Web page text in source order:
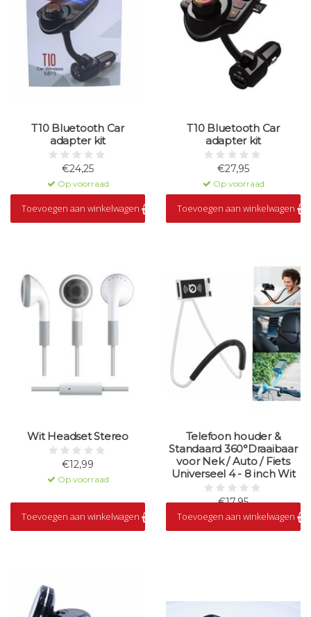
T10 Bluetooth Car
adapter kit
€24,25
Op voorraad
Toevoegen aan winkelwagen
T10 Bluetooth Car
adapter kit
€27,95
Op voorraad
Toevoegen aan winkelwagen
Wit Headset Stereo
€12,99
Op voorraad
Toevoegen aan winkelwagen
Telefoon houder &
Standaard 360°Draaibaar
voor Nek / Auto / Fiets
Universeel 4 - 8 inch Wit
€17,95
Op voorraad
Toevoegen aan winkelwagen